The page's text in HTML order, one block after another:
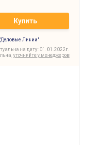
Купить
Линии"
на дату: 01.01.2022г.
уточняйте у менеджеров